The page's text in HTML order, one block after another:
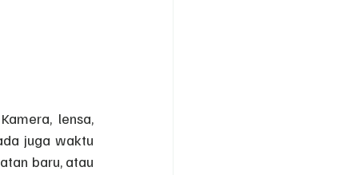
lensa,
juga waktu
baru, atau